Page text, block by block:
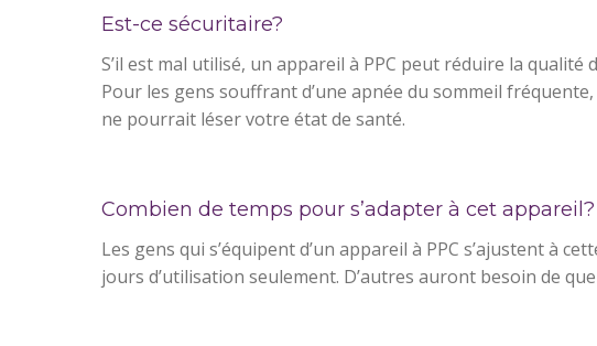
Est-ce sécuritaire?
S’il est mal utilisé, un appareil à PPC peut réduire la
Pour les gens souffrant d’une apnée du sommeil
ne pourrait léser votre état de santé.
Combien de temps pour s’adapter à cet appareil?
Les gens qui s’équipent d’un appareil à PPC s’ajustent à
jours d’utilisation seulement. D’autres auront besoin de